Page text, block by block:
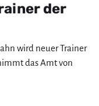
der
wird neuer Trainer
das Amt von